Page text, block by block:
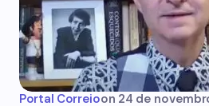
Portal Correioon 24 de